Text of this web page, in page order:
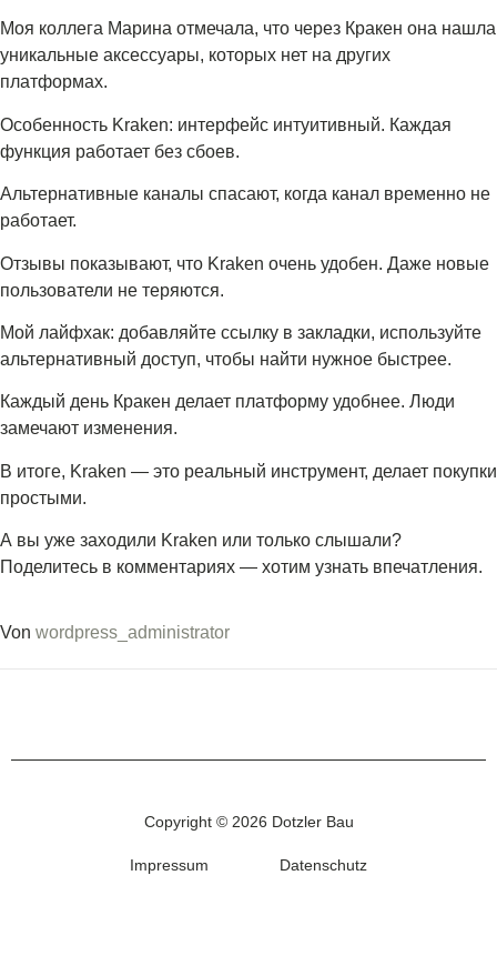
Моя коллега Марина отмечала, что через Кракен она нашла
уникальные аксессуары, которых нет на других
платформах.
Особенность Kraken: интерфейс интуитивный. Каждая
функция работает без сбоев.
Альтернативные каналы спасают, когда канал временно не
работает.
Отзывы показывают, что Kraken очень удобен. Даже новые
пользователи не теряются.
Мой лайфхак: добавляйте ссылку в закладки, используйте
альтернативный доступ, чтобы найти нужное быстрее.
Каждый день Кракен делает платформу удобнее. Люди
замечают изменения.
В итоге, Kraken — это реальный инструмент, делает покупки
простыми.
А вы уже заходили Kraken или только слышали?
Поделитесь в комментариях — хотим узнать впечатления.
Von wordpress_administrator
Copyright © 2026 Dotzler Bau
Impressum Datenschutz